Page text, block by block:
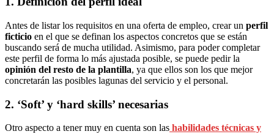
Antes de listar los requisitos en una oferta de empleo, crear un perfil
ficticio en el que se definan los aspectos concretos que se están
buscando será de mucha utilidad. Asimismo, para poder completar
este perfil de forma lo más ajustada posible, se puede pedir la
opinión del resto de la plantilla, ya que ellos son los que mejor
concretarán las posibles lagunas del servicio y el personal.
2. ‘Soft’ y ‘hard skills’ necesarias
Otro aspecto a tener muy en cuenta son las habilidades técnicas y